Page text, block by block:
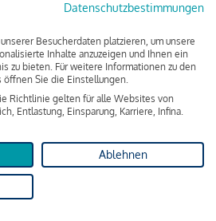
INFINA Credit
Broker GmbH
um die Wohnung zu kaufen.
noch einige Gebühren an (z. B. die
sodass die Bank den
Datenschutzbestimmungen
Besucherdaten platzieren, um unsere
Inhalte anzuzeigen und Ihnen ein
zu bieten. Für weitere Informationen zu den
Sie die Einstellungen.
Richtlinie gelten für alle Websites von
Entlastung, Einsparung, Karriere, Infina.
Ablehnen